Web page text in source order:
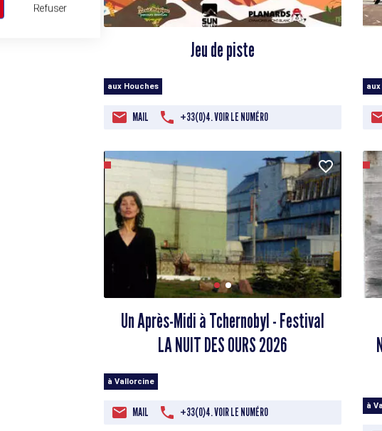
Jeu de piste
aux Houches
MAIL +33(0)4. VOIR LE NUMÉRO
Un Après-Midi à Tchernobyl - Festival
LA NUIT DES OURS 2026
à Vallorcine
MAIL +33(0)4. VOIR LE NUMÉRO à
Refuser